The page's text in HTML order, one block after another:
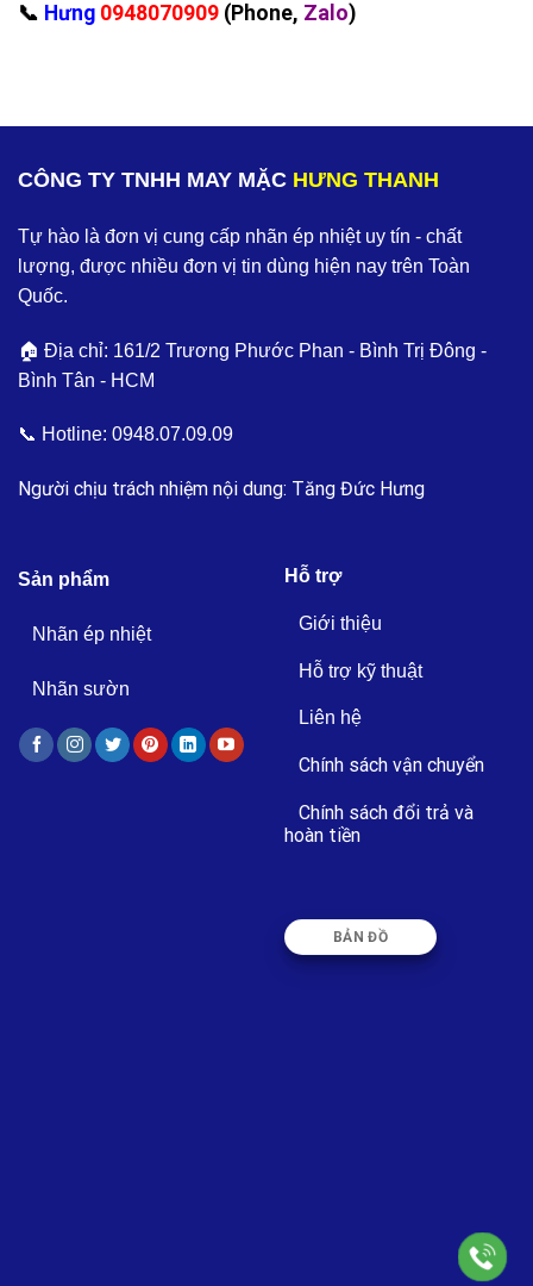
‪📞 Hưng 0948070909 (Phone, Zalo)
CÔNG TY TNHH MAY MẶC HƯNG THANH
Tự hào là đơn vị cung cấp nhãn ép nhiệt uy tín - chất
lượng, được nhiều đơn vị tin dùng hiện nay trên Toàn
Quốc.
🏠 Địa chỉ: 161/2 Trương Phước Phan - Bình Trị Đông -
Bình Tân - HCM
📞 Hotline: 0948.07.09.09
Người chịu trách nhiệm nội dung: Tăng Đức Hưng
Sản phẩm
Nhãn ép nhiệt
Nhãn sườn
Hỗ trợ
Giới thiệu
Hỗ trợ kỹ thuật
Liên hệ
Chính sách vận chuyển
Chính sách đổi trả và
hoàn tiền
BẢN ĐỒ